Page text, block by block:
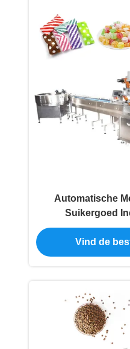
Automatische
Suikergoed
Verpakkende
Vind de